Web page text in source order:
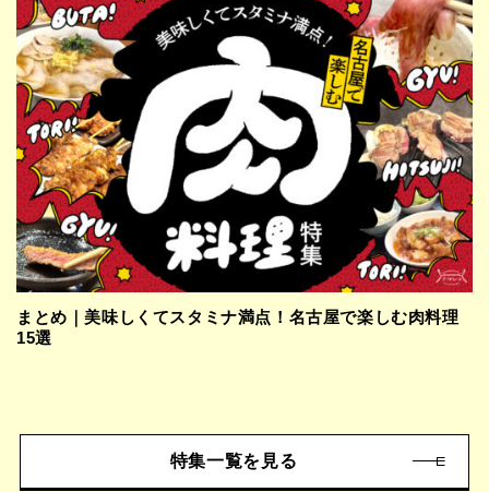
まとめ｜美味しくてスタミナ満点！名古屋で楽しむ肉料理
15選
特集一覧を見る